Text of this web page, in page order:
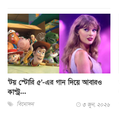
‘টয় স্টোরি ৫’-এর গান দিয়ে আবারও
কান্ট্র...
বিনোদন ৩ জুন, ২০২৬